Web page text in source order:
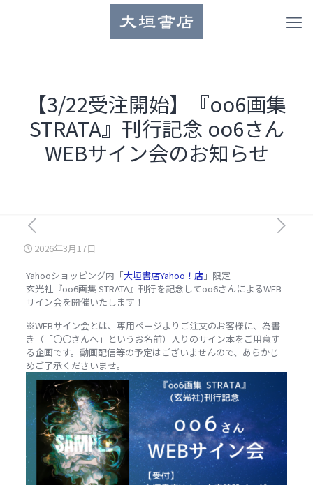
【3/22受注開始】『oo6画集
STRATA』刊行記念 oo6さん
WEBサイン会のお知らせ
2026年3月17日
Yahooショッピング内「大垣書店Yahoo！店」限定
玄光社『oo6画集 STRATA』刊行を記念してoo6さんによるWEB
サイン会を開催いたします！
※WEBサイン会とは、専用ページよりご注文のお客様に、為書
き（「〇〇さんへ」というお名前）入りのサイン本をご用意す
る企画です。動画配信等の予定はございませんので、あらかじ
めご了承くださいませ。